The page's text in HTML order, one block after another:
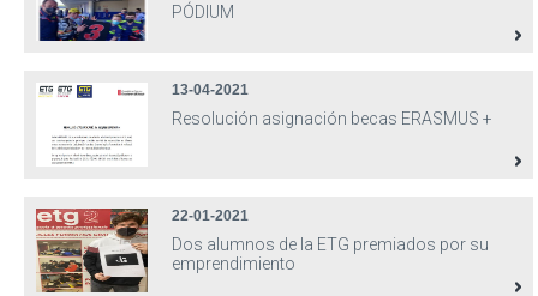
PÓDIUM
13-04-2021
Resolución asignación becas ERASMUS +
22-01-2021
Dos alumnos de la ETG premiados por su
emprendimiento